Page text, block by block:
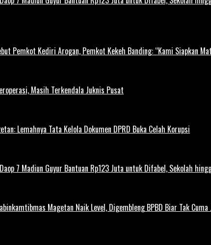
Pemkot Kediri Arogan, Pemkot Kekeh Banding: “Kami Siapkan
Masih Terkendala Juknis Pusat
Lemahnya Tata Kelola Dokumen DPRD Buka Celah Korupsi
7 Madiun Guyur Bantuan Rp123 Juta untuk Difabel, Sekolah
Magetan Naik Level, Digembleng BPBD Biar Tak